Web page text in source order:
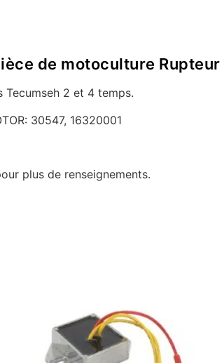
de motoculture
Tecumseh 2 et 4 temps.
30547, 16320001
plus de renseignements.